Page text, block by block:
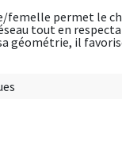
femelle permet le
tout en
géométrie, il